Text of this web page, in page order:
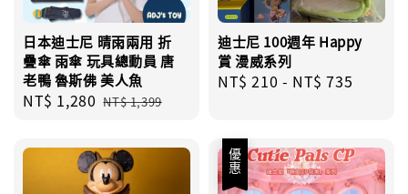
日本迪士尼 晴雨兩用 折
疊傘 雨傘 玩具總動員 唐
老鴨 魯斯佛 美人魚
Sale
NT$ 1,280 Regular
NT$ 1,399
迪士尼 100週年 Happy
賞 漫威系列
Regular
NT$ 210 - NT$ 735
優惠